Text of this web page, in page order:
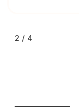
2 / von
4